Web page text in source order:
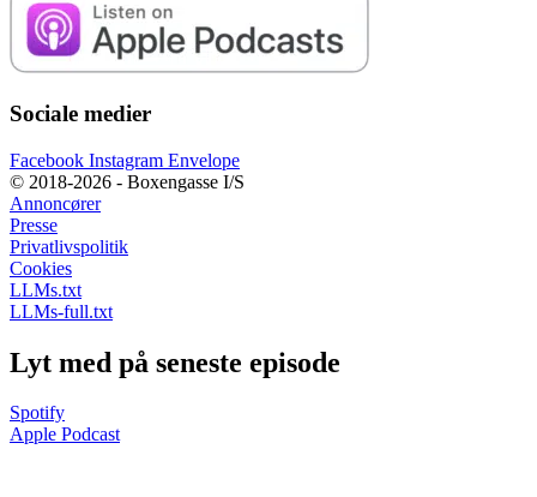
Sociale medier
Facebook Instagram Envelope
© 2018-2026 - Boxengasse I/S
Annoncører
Presse
Privatlivspolitik
Cookies
LLMs.txt
LLMs-full.txt
Lyt med på seneste episode
Spotify
Apple Podcast